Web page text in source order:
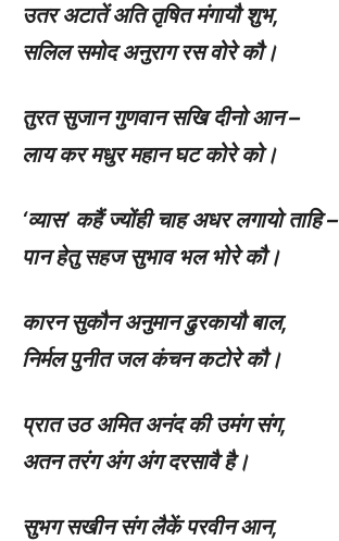
उतर अटातें अति तृषित मंगायौ शुभ,
सलिल समोद अनुराग रस वोरे कौ।
तुरत सुजान गुणवान सखि दीनो आन –
लाय कर मधुर महान घट कोरे को।
‘व्यास’ कहैं ज्योंही चाह अधर लगायो ताहि –
पान हेतु सहज सुभाव भल भोरे कौ।
कारन सुकौन अनुमान ढुरकायौ बाल,
निर्मल पुनीत जल कंचन कटोरे कौ।
प्रात उठ अमित अनंद की उमंग संग,
अतन तरंग अंग अंग दरसावै है।
सुभग सखीन संग लैकें परवीन आन,